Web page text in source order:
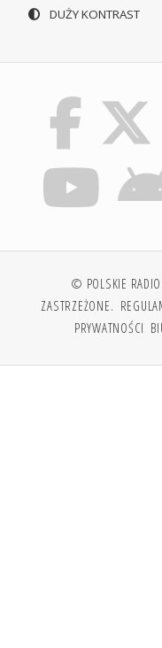
DUŻY KONTRAST
© POLSKIE RADIO
ZASTRZEŻONE.
PRYWATNOŚCI